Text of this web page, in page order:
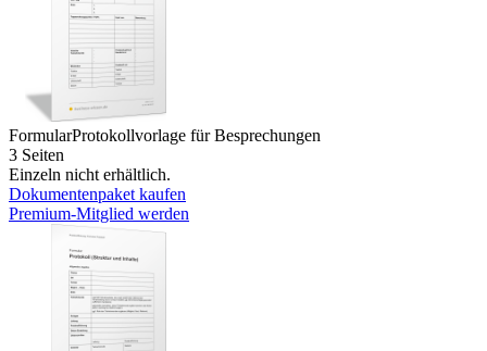
FormularProtokollvorlage für Besprechungen
3 Seiten
Einzeln nicht erhältlich.
Dokumentenpaket kaufen
Premium-Mitglied werden